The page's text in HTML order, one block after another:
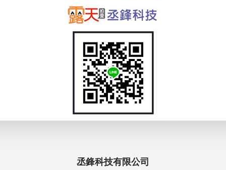
丞鋒科技有限公司